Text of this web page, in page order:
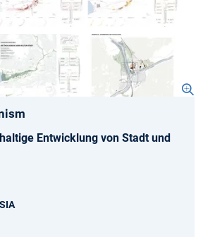
Entwicklung von Stadt und